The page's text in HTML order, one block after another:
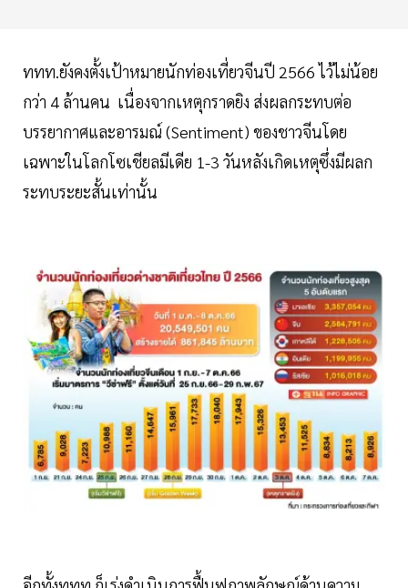
ททท.ยังคงตั้งเป้าหมายนักท่องเที่ยวจีนปี 2566 ไว้ไม่น้อย
กว่า 4 ล้านคน เนื่องจากเหตุกราดยิง ส่งผลกระทบต่อ
บรรยากาศและอารมณ์ (Sentiment) ของชาวจีนโดย
เฉพาะในโลกโซเชียลมีเดีย 1-3 วันหลังเกิดเหตุซึ่งมีผลก
ระทบระยะสั้นเท่านั้น